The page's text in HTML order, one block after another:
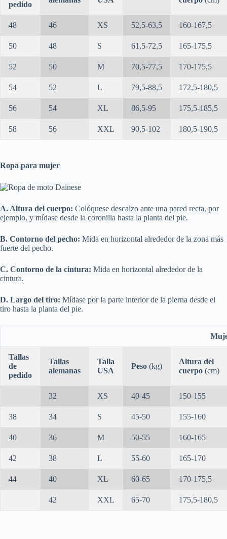
pedido
48 46 XS 52,5-63,5 160-167,5
50 48 S 61,5-72,5 165-175,5
52 50 M 70,5-77,5 170-175,5
54 52 L 79,5-88,5 172,5-180,5
56 54 XL 86,5-95 175,5-185,5
58 56 XXL 90,5-102 180,5-190,5
Ropa para mujer
A. Altura del cuerpo: Colóquese descalzo ante una pared recta, por
ejemplo, y mídase desde la coronilla hasta la planta del pie.
B. Contorno del pecho: Mida en horizontal alrededor de la zona más
fuerte del pecho.
C. Contorno de la cintura: Mida en horizontal alrededor de la
cintura.
D. Largo del tiro: Mídase por la parte interior de la pierna desde el
tiro hasta la planta del pie.
Tallas
de
pedido
Tallas
alemanas
Talla
USA
Peso (kg)
Altura del
cuerpo (cm)
32 XS 40-45 150-155
38 34 S 45-50 155-160
40 36 M 50-55 160-165
42 38 L 55-60 165-170
44 40 XL 60-65 170-175,5
42 XXL 65-70 175,5-180,5